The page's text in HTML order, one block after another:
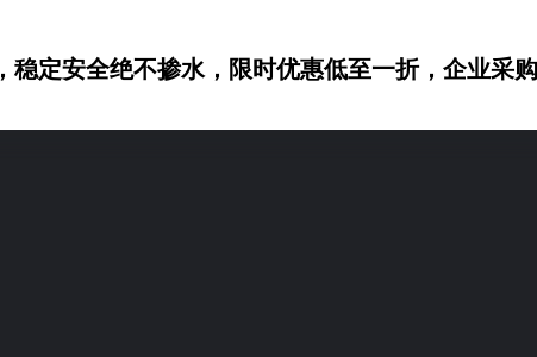
，稳定安全绝不掺水，限时优惠低至一折，企业采